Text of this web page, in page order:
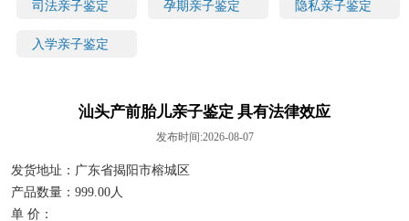
司法亲子鉴定 孕期亲子鉴定 隐私亲子鉴定
入学亲子鉴定
汕头产前胎儿亲子鉴定 具有法律效应
发布时间:2026-08-07
发货地址：广东省揭阳市榕城区
产品数量：999.00人
单 价：
孕期亲子鉴定